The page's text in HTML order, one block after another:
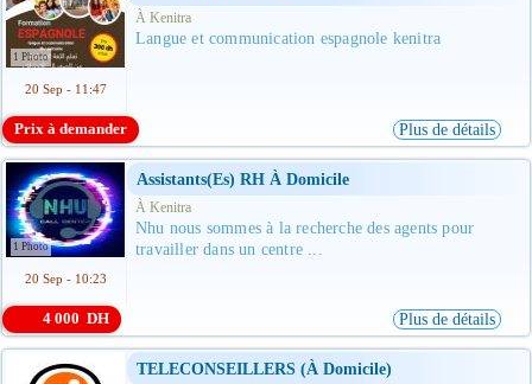
1 Photo
20 Sep - 11:47
À Kenitra
Langue et communication espagnole kenitra
Prix à demander Plus de détails
1 Photo
20 Sep - 10:23
Assistants(es) RH À Domicile
À Kenitra
Nhu nous sommes à la recherche des agents pour
travailler dans un centre ...
4 000 DH Plus de détails
TELECONSEILLERS (à Domicile)